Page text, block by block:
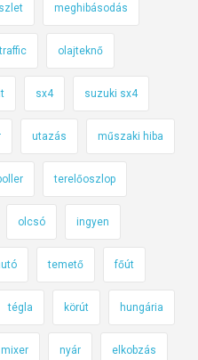
meghibásodás
olajteknő
sx4 suzuki sx4
utazás műszaki hiba
terelőoszlop
olcsó ingyen
temető főút
tégla körút hungária
mixer nyár elkobzás